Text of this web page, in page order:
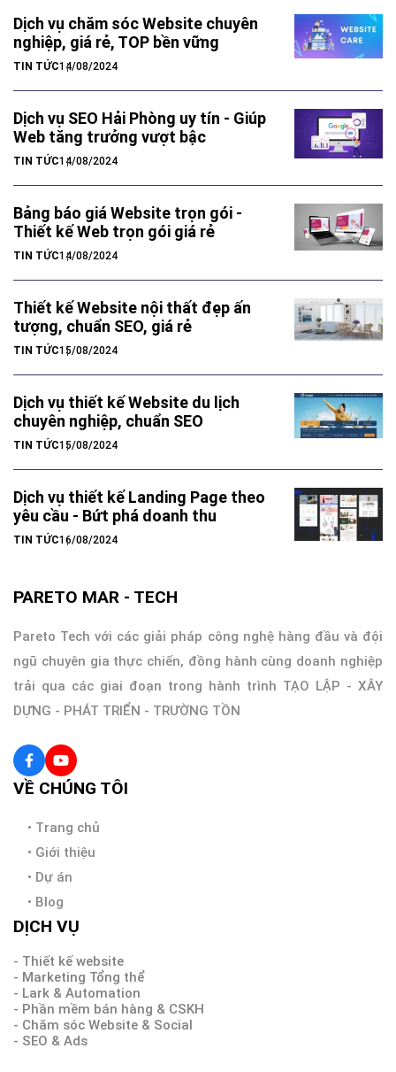
Dịch vụ chăm sóc Website chuyên
nghiệp, giá rẻ, TOP bền vững
TIN TỨC14/08/2024
Dịch vụ SEO Hải Phòng uy tín - Giúp
Web tăng trưởng vượt bậc
TIN TỨC14/08/2024
Bảng báo giá Website trọn gói -
Thiết kế Web trọn gói giá rẻ
TIN TỨC14/08/2024
Thiết kế Website nội thất đẹp ấn
tượng, chuẩn SEO, giá rẻ
TIN TỨC15/08/2024
Dịch vụ thiết kế Website du lịch
chuyên nghiệp, chuẩn SEO
TIN TỨC15/08/2024
Dịch vụ thiết kế Landing Page theo
yêu cầu - Bứt phá doanh thu
TIN TỨC16/08/2024
PARETO MAR - TECH
Pareto Tech với các giải pháp công nghệ hàng đầu và đội
ngũ chuyên gia thực chiến, đồng hành cùng doanh nghiệp
trải qua các giai đoạn trong hành trình TẠO LẬP - XÂY
DỰNG - PHÁT TRIỂN - TRƯỜNG TỒN
VỀ CHÚNG TÔI
• Trang chủ
• Giới thiệu
• Dự án
• Blog
DỊCH VỤ
- Thiết kế website
- Marketing Tổng thể
- Lark & Automation
- Phần mềm bán hàng & CSKH
- Chăm sóc Website & Social
- SEO & Ads